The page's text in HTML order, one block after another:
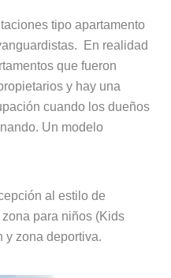
tipo apartamento
En realidad
que fueron
y hay una
cuando los dueños
Un modelo
al estilo de
para niños (Kids
y zona deportiva.